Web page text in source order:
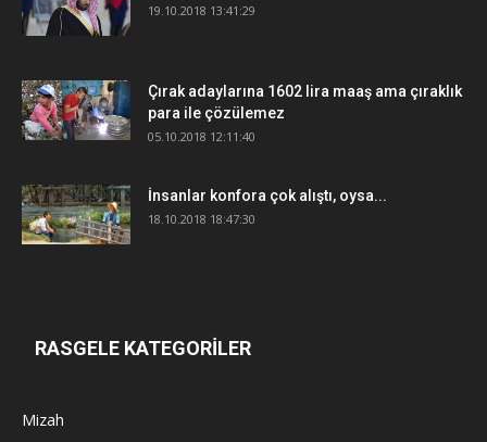
19.10.2018 13:41:29
Çırak adaylarına 1602 lira maaş ama çıraklık
para ile çözülemez
05.10.2018 12:11:40
İnsanlar konfora çok alıştı, oysa...
18.10.2018 18:47:30
RASGELE KATEGORİLER
Mizah